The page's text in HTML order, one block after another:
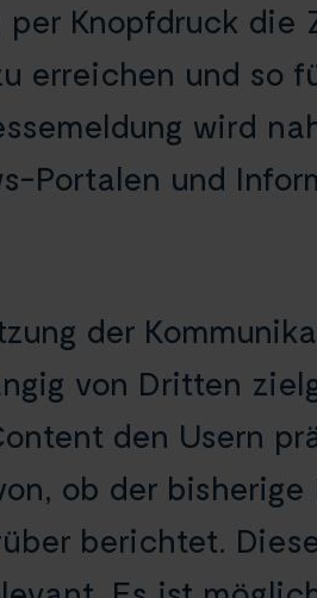
Knopfdruck die
erreichen und so
wird
Portalen und
der
von Dritten
den Usern
ob der bisherige
berichtet.